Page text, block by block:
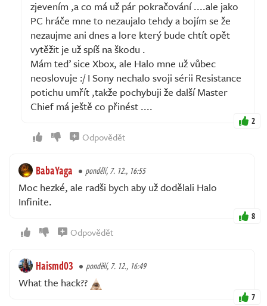
zjevením ,a co má už pár pokračování ....ale jako
PC hráče mne to nezaujalo tehdy a bojím se že
nezaujme ani dnes a lore který bude chtít opět
vytěžit je už spíš na škodu .
Mám teď sice Xbox, ale Halo mne už vůbec
neoslovuje :/ I Sony nechalo svoji sérii Resistance
potichu umřít ,takže pochybuji že další Master
Chief má ještě co přinést ....
2
Odpovědět
BabaYaga pondělí, 7. 12., 16:55
Moc hezké, ale radši bych aby už dodělali Halo
Infinite.
8
Odpovědět
Haismd03 pondělí, 7. 12., 16:49
What the hack??
7